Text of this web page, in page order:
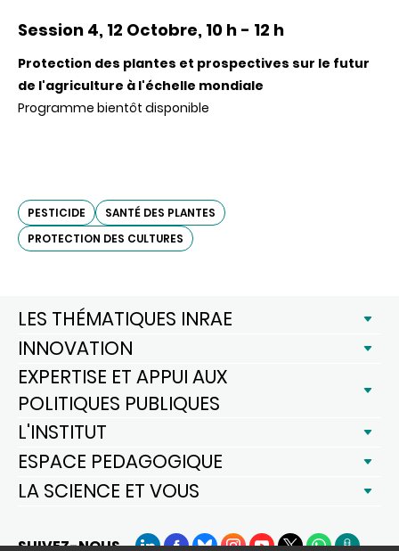
Session 4, 12 Octobre, 10 h - 12 h
Protection des plantes et prospectives sur le futur
de l'agriculture à l'échelle mondiale
Programme bientôt disponible
PESTICIDE
SANTÉ DES PLANTES
PROTECTION DES CULTURES
LES THÉMATIQUES INRAE
INNOVATION
EXPERTISE ET APPUI AUX
POLITIQUES PUBLIQUES
L'INSTITUT
ESPACE PEDAGOGIQUE
LA SCIENCE ET VOUS
SUIVEZ-NOUS